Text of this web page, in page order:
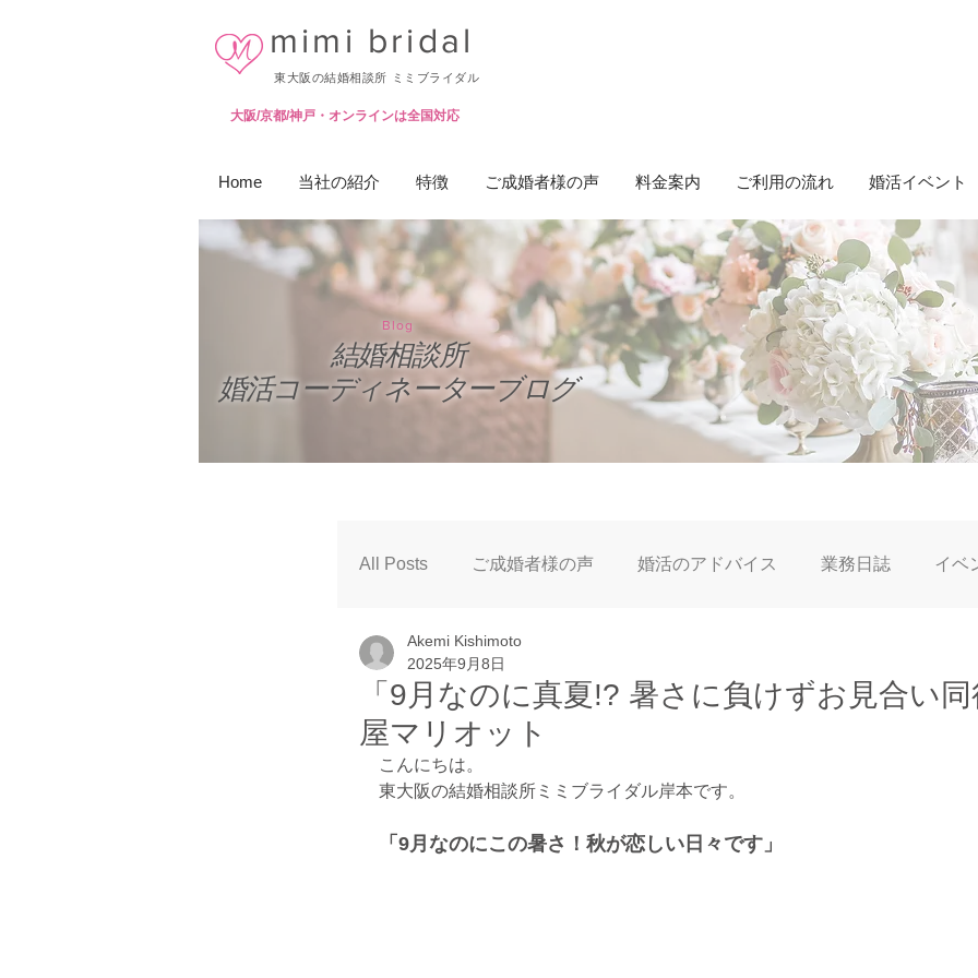
mimi bridal
東大阪の結婚相談所 ミミブライダル
大阪/京都/神戸・オンラインは全国対応
Home 当社の紹介 特徴 ご成婚者様の声 料金案内 ご利用の流れ 婚活イベント
結婚相談所
婚活コーディネーターブログ
Blog
All Posts ご成婚者様の声 婚活のアドバイス 業務日誌 イベ
キャンペーン/お知らせ
「9月なのに真夏!? 暑さに負けずお見合い
屋マリオット
Akemi Kishimoto
2025年9月8日
こんにちは。
東大阪の結婚相談所ミミブライダル岸本です。
「9月なのにこの暑さ！秋が恋しい日々です」